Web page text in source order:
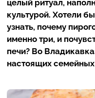
целый ритуал,
культурой. Хотели
узнать, почему
именно три, и
печи? Во
настоящих